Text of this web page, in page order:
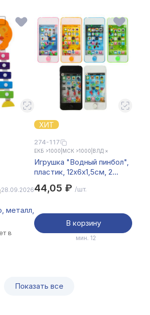
28.09.2026
металл,
в
ХИТ
274-117
ЕКБ >1000 МСК >1000 ВЛД ×
Игрушка "Водный пинбол",
пластик, 12х6х1,5см, 2
44,05 ₽ /шт.
В корзину
мин. 12
Показать все